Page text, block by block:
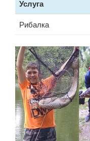
Услуга
Рибалка